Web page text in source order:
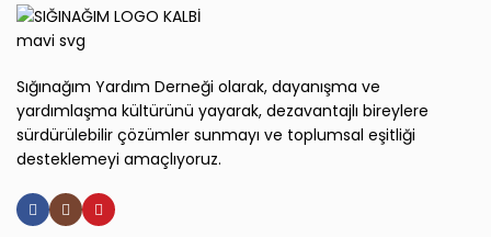
Sığınağım Yardım Derneği olarak, dayanışma ve
yardımlaşma kültürünü yayarak, dezavantajlı bireylere
sürdürülebilir çözümler sunmayı ve toplumsal eşitliği
desteklemeyi amaçlıyoruz.